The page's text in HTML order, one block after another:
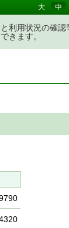
大 中
利用状況の確認
きます。